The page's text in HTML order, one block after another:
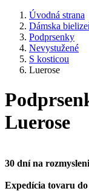
Úvodná strana
Dámska
Podprsenky
Nevystužené
S kosticou
Luerose
Luerose
30 dní na
Expedícia tovaru